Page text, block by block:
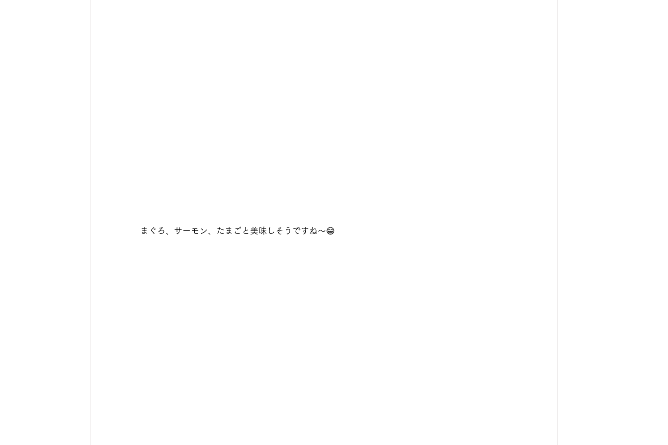
まぐろ、サーモン、たまごと美味しそうですね～😁